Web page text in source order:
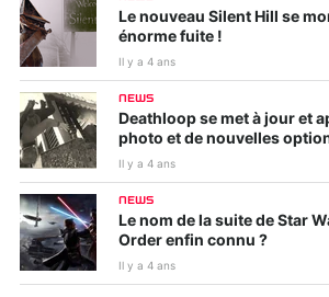
Le nouveau Silent Hill se
énorme fuite !
Il y a 4 ans
NEWS
Deathloop se met à jour et
photo et de nouvelles
Il y a 4 ans
NEWS
Le nom de la suite de Star
Order enfin connu ?
Il y a 4 ans